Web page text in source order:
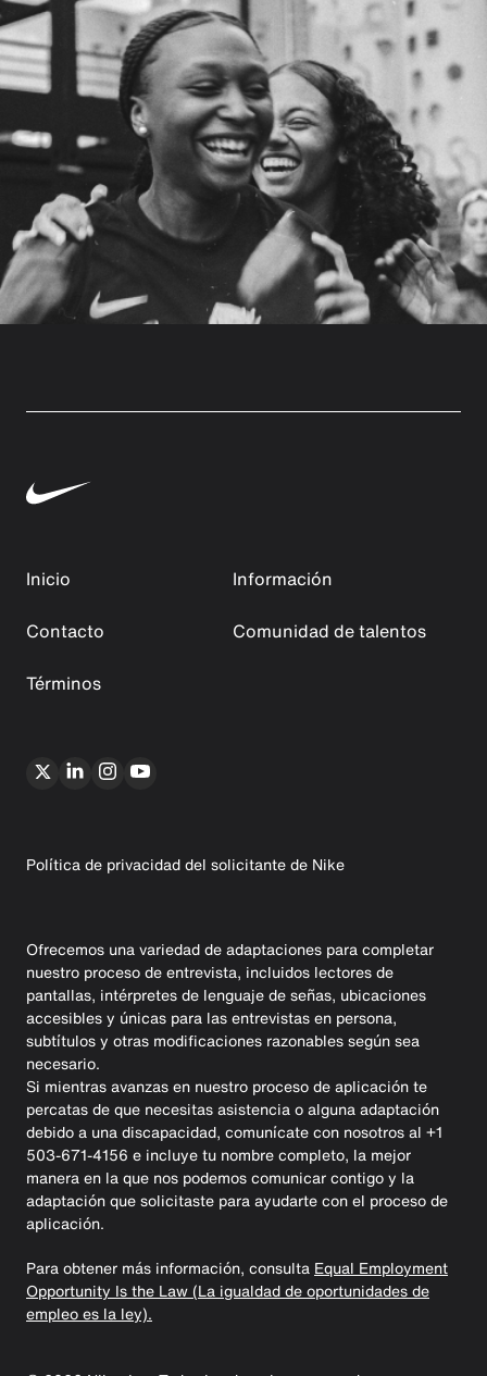
Inicio
Información
Contacto
Comunidad de talentos
Términos
Política de privacidad del solicitante de Nike
Ofrecemos una variedad de adaptaciones para completar
nuestro proceso de entrevista, incluidos lectores de
pantallas, intérpretes de lenguaje de señas, ubicaciones
accesibles y únicas para las entrevistas en persona,
subtítulos y otras modificaciones razonables según sea
necesario.
Si mientras avanzas en nuestro proceso de aplicación te
percatas de que necesitas asistencia o alguna adaptación
debido a una discapacidad, comunícate con nosotros al +1
503-671-4156 e incluye tu nombre completo, la mejor
manera en la que nos podemos comunicar contigo y la
adaptación que solicitaste para ayudarte con el proceso de
aplicación.
Para obtener más información, consulta Equal Employment
Opportunity Is the Law (La igualdad de oportunidades de
empleo es la ley).